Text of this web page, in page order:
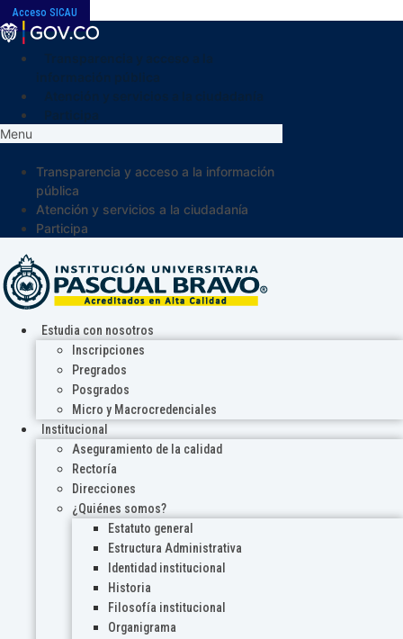
Acceso SICAU
Menu
Transparencia y acceso a la información
pública
Atención y servicios a la ciudadanía
Participa
Estudia con nosotros
Inscripciones
Pregrados
Posgrados
Micro y Macrocredenciales
Institucional
Aseguramiento de la calidad
Rectoría
Direcciones
¿Quiénes somos?
Estatuto general
Estructura Administrativa
Identidad institucional
Historia
Filosofía institucional
Organigrama